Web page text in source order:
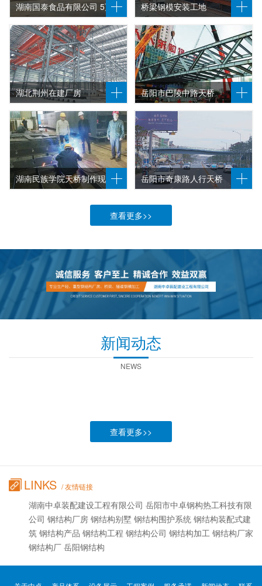
湖南国泰食品有限公司 5万平
方钢
桥梁钢模安装工地
湖北荆州在建厂房 岳阳市巴陵中路天桥
湖南民族学院天桥制作现场 岳阳市奇康路人行天桥
查看更多>>
新闻动态
NEWS
查看更多>>
LINKS / 友情链接
湖南中卓装配建设工程有限公司 岳阳市中卓钢构热工科技有限
公司 钢结构厂房 钢结构别墅 钢结构围护系统 钢结构装配式建
筑 钢结构产品 钢结构工程 钢结构公司 钢结构加工 钢结构厂家
钢结构厂 岳阳钢结构